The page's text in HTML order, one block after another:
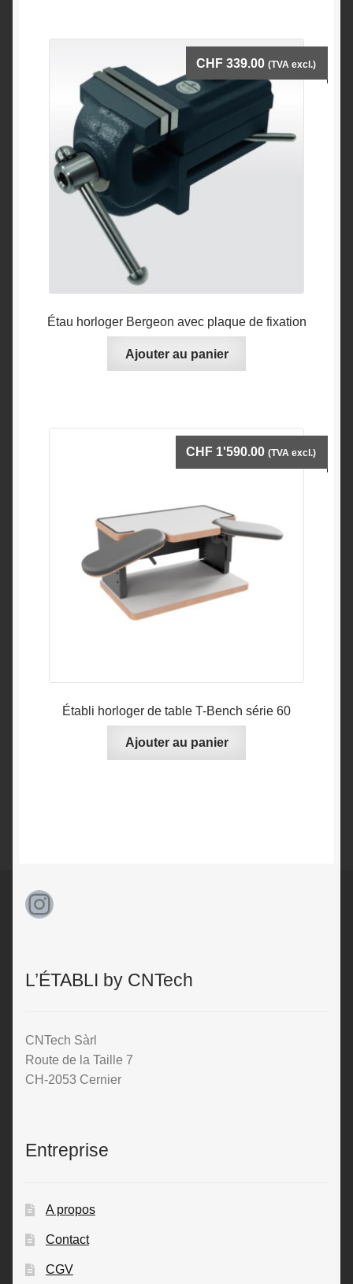
Étau horloger Bergeon avec plaque de fixation
CHF 339.00 (TVA excl.)
Ajouter au panier
Établi horloger de table T-Bench série 60
CHF 1'590.00 (TVA excl.)
Ajouter au panier
Instagram
L’ÉTABLI by CNTech
CNTech Sàrl
Route de la Taille 7
CH-2053 Cernier
Entreprise
A propos
Contact
CGV